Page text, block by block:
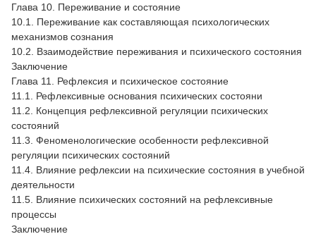
Глава 10. Переживание и состояние
10.1. Переживание как составляющая психологических
механизмов сознания
10.2. Взаимодействие переживания и психического состояния
Заключение
Глава 11. Рефлексия и психическое состояние
11.1. Рефлексивные основания психических состояни
11.2. Концепция рефлексивной регуляции психических
состояний
11.3. Феноменологические особенности рефлексивной
регуляции психических состояний
11.4. Влияние рефлексии на психические состояния в учебной
деятельности
11.5. Влияние психических состояний на рефлексивные
процессы
Заключение